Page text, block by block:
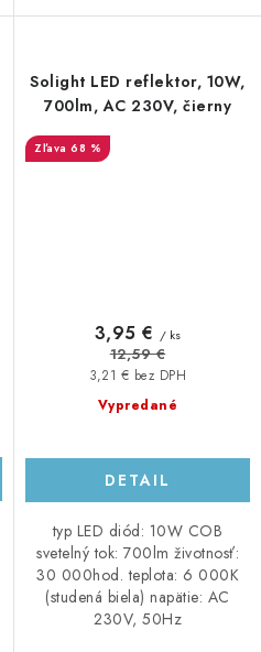
Solight LED reflektor, 10W,
700lm, AC 230V, čierny
68 %
Vypredané
3,21 € bez DPH
3,95 € / ks
12,59 €
DETAIL
typ LED diód: 10W COB
svetelný tok: 700lm životnosť:
30 000hod. teplota: 6 000K
(studená biela) napätie: AC
230V, 50Hz